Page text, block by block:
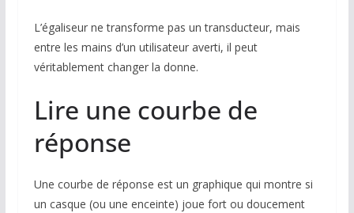
L’égaliseur ne transforme pas un transducteur, mais
entre les mains d’un utilisateur averti, il peut
véritablement changer la donne.
Lire une courbe de
réponse
Une courbe de réponse est un graphique qui montre si
un casque (ou une enceinte) joue fort ou doucement